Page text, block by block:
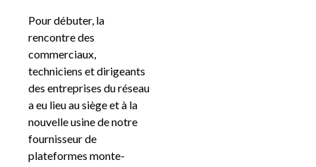
Pour débuter, la
rencontre des
commerciaux,
techniciens et dirigeants
des entreprises du réseau
a eu lieu au siège et à la
nouvelle usine de notre
fournisseur de
plateformes monte-